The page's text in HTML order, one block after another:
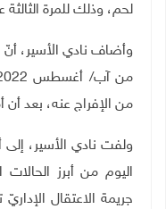
لحم، وذلك للمرة
وأضاف نادي الأسير، أنّ
من الإفراج عنه، بعد أن أمضى 23 شهرًا رهن
ولفت نادي الأسير،
اليوم من أبرز
جريمة الاعتقال